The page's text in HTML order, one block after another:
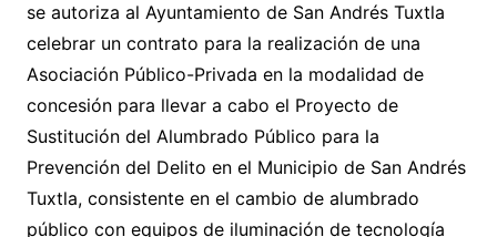
se autoriza al Ayuntamiento de San Andrés Tuxtla
celebrar un contrato para la realización de una
Asociación Público-Privada en la modalidad de
concesión para llevar a cabo el Proyecto de
Sustitución del Alumbrado Público para la
Prevención del Delito en el Municipio de San Andrés
Tuxtla, consistente en el cambio de alumbrado
público con equipos de iluminación de tecnología